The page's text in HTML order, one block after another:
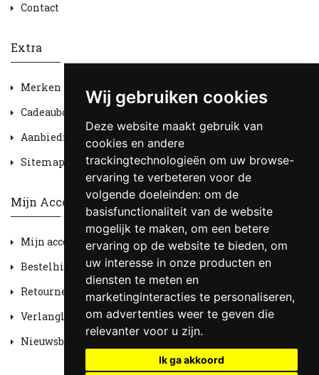
Wij gebruiken cookies
Deze website maakt gebruik van
cookies en andere
trackingtechnologieën om uw browse-
ervaring te verbeteren voor de
volgende doeleinden: om de
basisfunctionaliteit van de website
mogelijk te maken, om een betere
ervaring op de website te bieden, om
uw interesse in onze producten en
diensten te meten en
marketinginteracties te personaliseren,
om advertenties weer te geven die
relevanter voor u zijn.
Ik ga akkoord
Contact
Extra
Merken
Cadeaubon
Aanbiedingen
Sitemap
Mijn Account
Mijn account
Bestelhistorie
Retourneren
Verlanglijst
Nieuwsbrief